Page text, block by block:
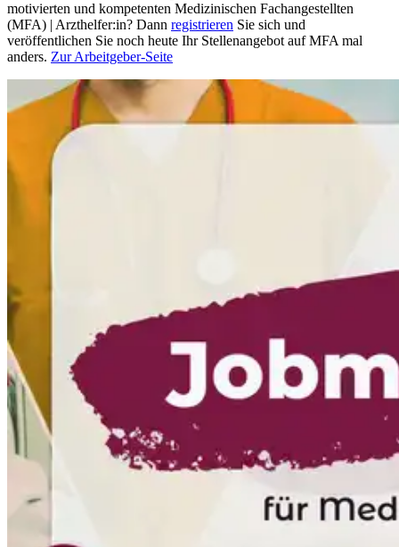
motivierten und kompetenten Medizinischen Fachangestellten
(MFA) | Arzthelfer:in? Dann registrieren Sie sich und
veröffentlichen Sie noch heute Ihr Stellenangebot auf MFA mal
anders. Zur Arbeitgeber-Seite